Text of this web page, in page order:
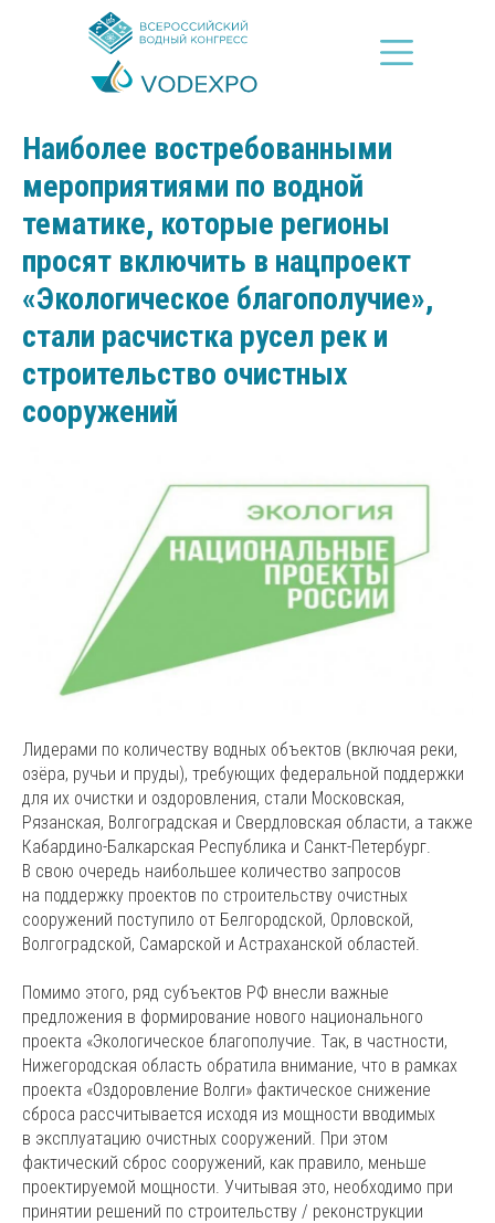
Наиболее востребованными
мероприятиями по водной
тематике, которые регионы
просят включить в нацпроект
«Экологическое благополучие»,
стали расчистка русел рек и
строительство очистных
сооружений
Лидерами по количеству водных объектов (включая реки,
озёра, ручьи и пруды), требующих федеральной поддержки
для их очистки и оздоровления, стали Московская,
Рязанская, Волгоградская и Свердловская области, а также
Кабардино-Балкарская Республика и Санкт-Петербург.
В свою очередь наибольшее количество запросов
на поддержку проектов по строительству очистных
сооружений поступило от Белгородской, Орловской,
Волгоградской, Самарской и Астраханской областей.
Помимо этого, ряд субъектов РФ внесли важные
предложения в формирование нового национального
проекта «Экологическое благополучие. Так, в частности,
Нижегородская область обратила внимание, что в рамках
проекта «Оздоровление Волги» фактическое снижение
сброса рассчитывается исходя из мощности вводимых
в эксплуатацию очистных сооружений. При этом
фактический сброс сооружений, как правило, меньше
проектируемой мощности. Учитывая это, необходимо при
принятии решений по строительству / реконструкции